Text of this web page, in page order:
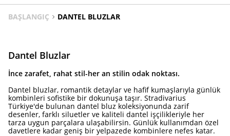
BAŞLANGIÇ DANTEL BLUZLAR
Dantel Bluzlar
İnce zarafet, rahat stil-her an stilin odak noktası.
Dantel bluzlar, romantik detaylar ve hafif kumaşlarıyla günlük
kombinleri sofistike bir dokunuşa taşır. Stradivarius
Türkiye'de bulunan dantel bluz koleksiyonunda zarif
desenler, farklı siluetler ve kaliteli dantel işçilikleriyle her
tarza uygun parçalara ulaşabilirsin. Günlük kullanımdan özel
davetlere kadar geniş bir yelpazede kombinlere nefes katar.